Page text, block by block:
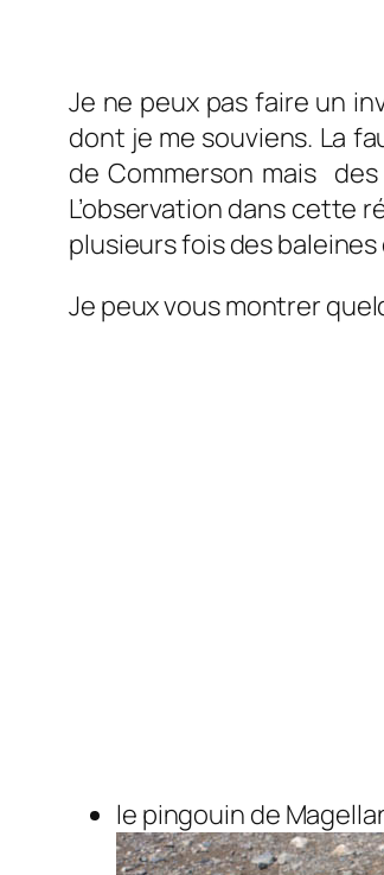
Je ne peux pas faire un
dont je me souviens. La
de Commerson mais
L’observation dans cette
plusieurs fois des
Je peux vous montrer
le pingouin de